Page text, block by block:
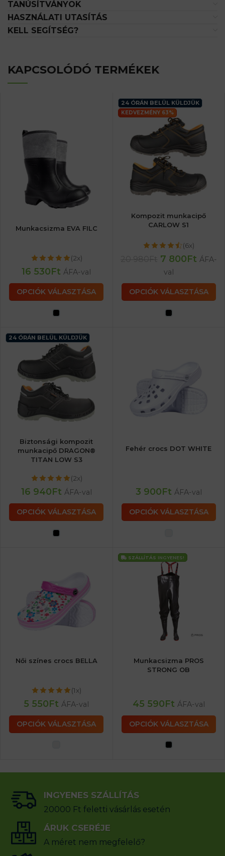
TANÚSÍTVÁNYOK
HASZNÁLATI UTASÍTÁS
KELL SEGÍTSÉG?
KAPCSOLÓDÓ TERMÉKEK
Munkacsizma EVA FILC
(2x)
16 530Ft ÁFA-val
OPCIÓK VÁLASZTÁSA
24 ÓRÁN BELÜL KÜLDJÜK
KEDVEZMÉNY 63%
Kompozit munkacipő
CARLOW S1
(6x)
7 800Ft ÁFA-
val
OPCIÓK VÁLASZTÁSA
24 ÓRÁN BELÜL KÜLDJÜK
Biztonsági kompozit
munkacipő DRAGON®
TITAN LOW S3
(2x)
16 940Ft ÁFA-val
OPCIÓK VÁLASZTÁSA
Fehér crocs DOT WHITE
3 900Ft ÁFA-val
OPCIÓK VÁLASZTÁSA
Női színes crocs BELLA
(1x)
5 550Ft ÁFA-val
OPCIÓK VÁLASZTÁSA
SZÁLLÍTÁS INGYENES!
Munkacsizma PROS
STRONG OB
45 590Ft ÁFA-val
OPCIÓK VÁLASZTÁSA
INGYENES SZÁLLÍTÁS
20000 Ft feletti vásárlás esetén
ÁRUK CSERÉJE
A méret nem megfelelő?